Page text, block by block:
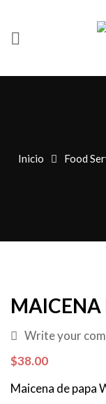
Inicio Food
MAICENA
Write your
$38.00
Maicena de papa